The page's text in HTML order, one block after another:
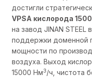
достигли
VPSA кислорода
на завод JINAN STEEL
поддержки доменной
мощности по
воздуха. Выход
15000 Нм3/ч, чистота